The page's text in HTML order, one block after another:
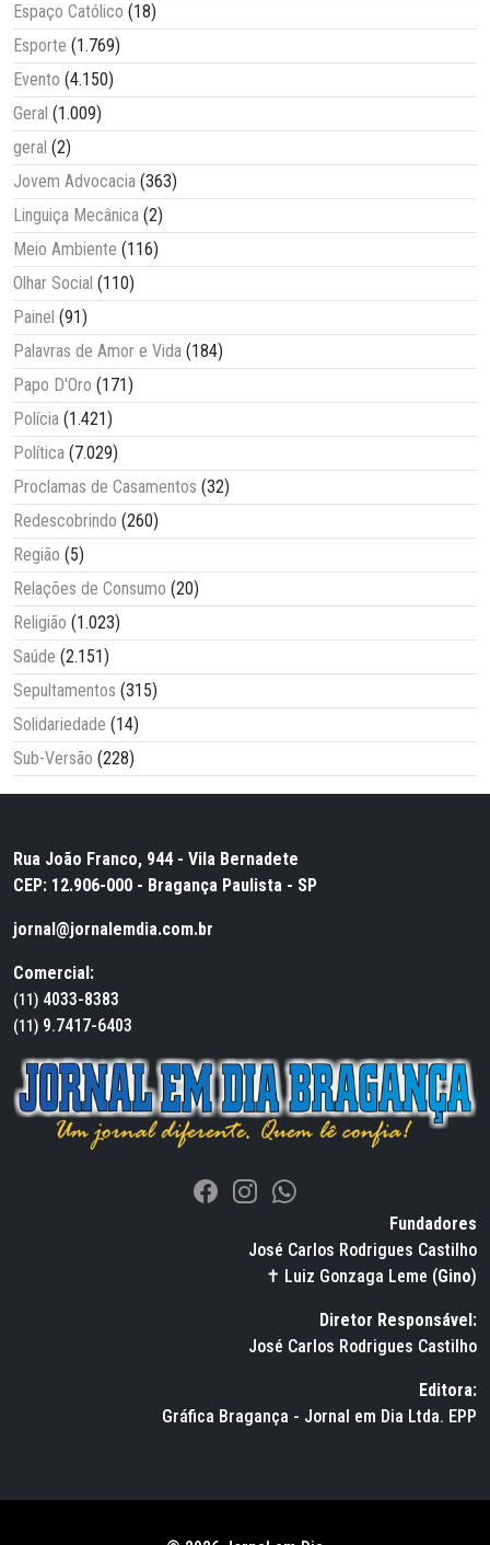
Espaço Católico (18)
Esporte (1.769)
Evento (4.150)
Geral (1.009)
geral (2)
Jovem Advocacia (363)
Linguiça Mecânica (2)
Meio Ambiente (116)
Olhar Social (110)
Painel (91)
Palavras de Amor e Vida (184)
Papo D'Oro (171)
Polícia (1.421)
Política (7.029)
Proclamas de Casamentos (32)
Redescobrindo (260)
Região (5)
Relações de Consumo (20)
Religião (1.023)
Saúde (2.151)
Sepultamentos (315)
Solidariedade (14)
Sub-Versão (228)
Rua João Franco, 944 - Vila Bernadete
CEP: 12.906-000 - Bragança Paulista - SP
jornal@jornalemdia.com.br
Comercial:
(11) 4033-8383
(11) 9.7417-6403
Fundadores
José Carlos Rodrigues Castilho
✝ Luiz Gonzaga Leme (Gino)
Diretor Responsável:
José Carlos Rodrigues Castilho
Editora:
Gráfica Bragança - Jornal em Dia Ltda. EPP